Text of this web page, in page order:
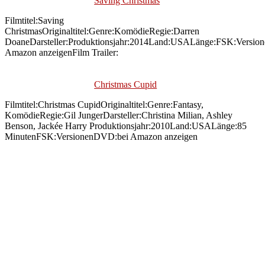
Filmtitel:Saving
ChristmasOriginaltitel:Genre:KomödieRegie:Darren
Amazon anzeigenFilm Trailer:
Christmas Cupid
Filmtitel:Christmas CupidOriginaltitel:Genre:Fantasy,
KomödieRegie:Gil JungerDarsteller:Christina Milian, Ashley
Benson, Jackée Harry Produktionsjahr:2010Land:USALänge:85
MinutenFSK:VersionenDVD:bei Amazon anzeigen